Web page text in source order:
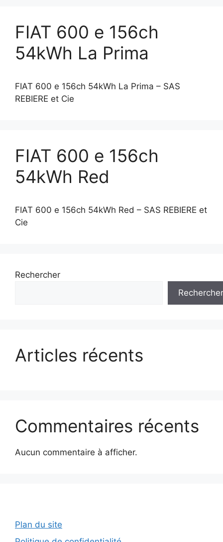
FIAT 600 e 156ch
54kWh La Prima
FIAT 600 e 156ch 54kWh La Prima – SAS
REBIERE et Cie
FIAT 600 e 156ch
54kWh Red
FIAT 600 e 156ch 54kWh Red – SAS REBIERE et
Cie
Rechercher
Rechercher
Articles récents
Commentaires récents
Aucun commentaire à afficher.
Plan du site